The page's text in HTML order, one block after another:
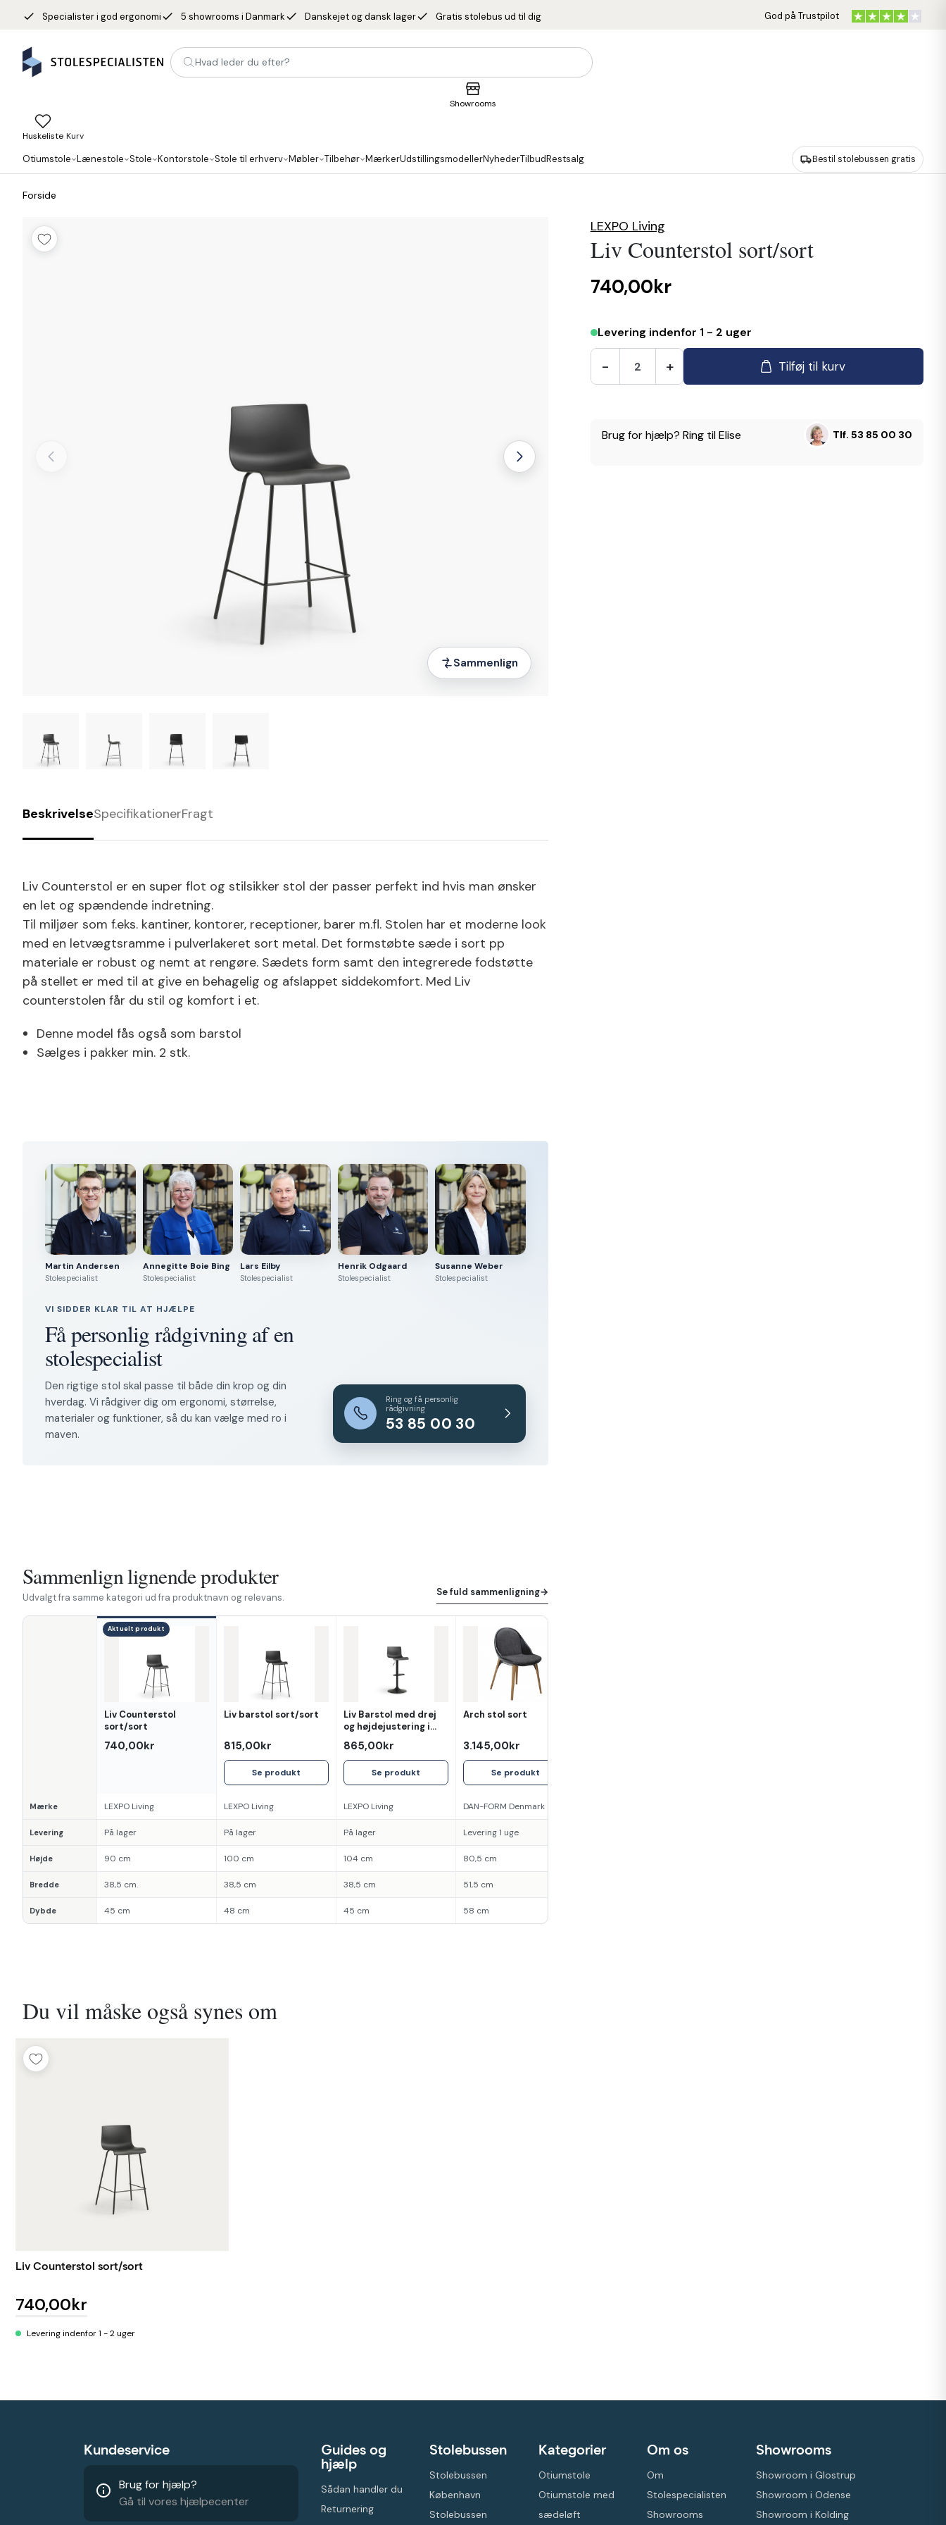
done Specialister i god ergonomidone 5 showrooms i Danmarkdone Danskejet og dansk lagerdone Gratis stolebus ud til dig God på Trustpilot
Hvad leder du efter?
Showrooms
Huskeliste Kurv
Otiumstole Lænestole Stole Kontorstole Stole til erhverv Møbler Tilbehør Mærker Udstillingsmodeller Nyheder Tilbud Restsalg Bestil stolebussen gratis
Forside
Sammenlign
BeskrivelseSpecifikationerFragt
Liv Counterstol er en super flot og stilsikker stol der passer perfekt ind hvis man ønsker
en let og spændende indretning.
Til miljøer som f.eks. kantiner, kontorer, receptioner, barer m.fl. Stolen har et moderne look
med en letvægtsramme i pulverlakeret sort metal. Det formstøbte sæde i sort pp
materiale er robust og nemt at rengøre. Sædets form samt den integrerede fodstøtte
på stellet er med til at give en behagelig og afslappet siddekomfort. Med Liv
counterstolen får du stil og komfort i et.
Denne model fås også som barstol
Sælges i pakker min. 2 stk.
Martin Andersen
Stolespecialist
Annegitte Boie Bing
Stolespecialist
Lars Eilby
Stolespecialist
Henrik Odgaard
Stolespecialist
Susanne Weber
Stolespecialist
VI SIDDER KLAR TIL AT HJÆLPE
Få personlig rådgivning af en
stolespecialist
Den rigtige stol skal passe til både din krop og din
hverdag. Vi rådgiver dig om ergonomi, størrelse,
materialer og funktioner, så du kan vælge med ro i
maven.
Ring og få personlig
rådgivning
53 85 00 30
Sammenlign lignende produkter
Udvalgt fra samme kategori ud fra produktnavn og relevans. Se fuld sammenligning→
Aktuelt produkt
Liv Counterstol
sort/sort
740,00kr
Liv barstol sort/sort
815,00kr
Se produkt
Liv Barstol med drej
og højdejustering i
865,00kr
Se produkt
Arch stol sort
3.145,00kr
Se produkt
Mærke LEXPO Living LEXPO Living LEXPO Living DAN-FORM Denmark
Levering På lager På lager På lager Levering 1 uge
Højde 90 cm 100 cm 104 cm 80,5 cm
Bredde 38,5 cm. 38,5 cm 38,5 cm 51,5 cm
Dybde 45 cm 48 cm 45 cm 58 cm
LEXPO Living
Liv Counterstol sort/sort
740,00kr
Levering indenfor 1 - 2 uger
- + Tilføj til kurv
Brug for hjælp? Ring til Elise Tlf. 53 85 00 30
Du vil måske også synes om
Liv Counterstol sort/sort
740,00kr
Levering indenfor 1 - 2 uger
Kundeservice
info_outline Brug for hjælp?
Gå til vores hjælpecenter
Guides og
hjælp
Sådan handler du
Returnering
Showrooms
Showroom i Glostrup
Showroom i Odense
Showroom i Kolding
Stolebussen
Stolebussen
København
Stolebussen
Kategorier
Otiumstole
Otiumstole med
sædeløft
Om os
Om
Stolespecialisten
Showrooms